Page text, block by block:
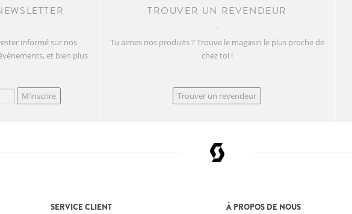
informé sur nos
et bien plus
M’inscrire
TROUVER UN REVENDEUR
Tu aimes nos produits ? Trouve le magasin le plus proche de
chez toi !
Trouver un revendeur
SERVICE CLIENT À PROPOS DE NOUS